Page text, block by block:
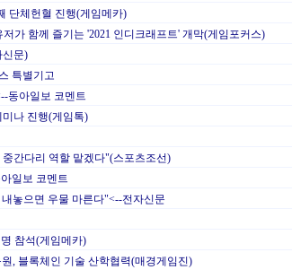
단체헌혈 진행(게임메카)
가 함께 즐기는 '2021 인디크래프트' 개막(게임포커스)
신문)
특별기고
동아일보 코멘트
미나 진행(게임톡)
간다리 역할 맡겠다"(스포츠조선)
일보 코멘트
놓으면 우물 마른다"<--전자신문
참석(게임메카)
, 블록체인 기술 산학협력(매경게임진)